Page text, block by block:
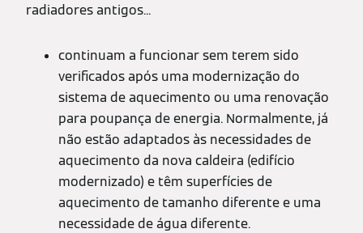
radiadores antigos...
continuam a funcionar sem terem sido
verificados após uma modernização do
sistema de aquecimento ou uma renovação
para poupança de energia. Normalmente, já
não estão adaptados às necessidades de
aquecimento da nova caldeira (edifício
modernizado) e têm superfícies de
aquecimento de tamanho diferente e uma
necessidade de água diferente.